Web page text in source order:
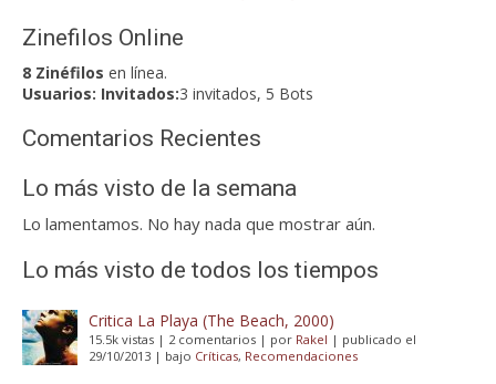
Zinefilos Online
8 Zinéfilos en línea.
Usuarios: Invitados:3 invitados, 5 Bots
Comentarios Recientes
Lo más visto de la semana
Lo lamentamos. No hay nada que mostrar aún.
Lo más visto de todos los tiempos
Critica La Playa (The Beach, 2000)
15.5k vistas | 2 comentarios | por Rakel | publicado el
29/10/2013 | bajo Críticas, Recomendaciones